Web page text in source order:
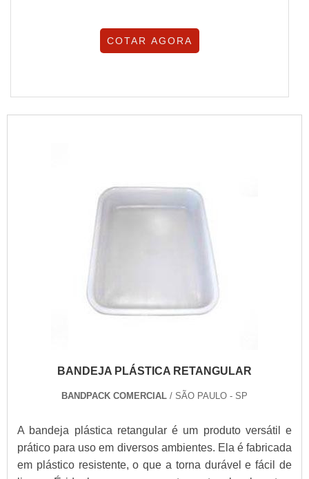
COTAR AGORA
BANDEJA PLÁSTICA RETANGULAR
BANDPACK COMERCIAL / SÃO PAULO - SP
A bandeja plástica retangular é um produto versátil e
prático para uso em diversos ambientes. Ela é fabricada
em plástico resistente, o que a torna durável e fácil de